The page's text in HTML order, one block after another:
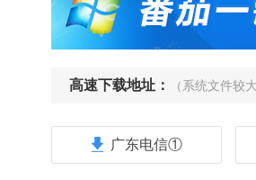
高速下载地址： （系统文件较
广东电信①